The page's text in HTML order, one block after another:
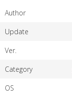
Author
Update
Ver.
Category
OS